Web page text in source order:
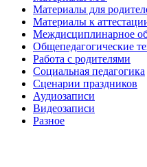
Материалы для
Материалы к
Междисциплинарное
Общепедагогические
Работа с родителями
Социальная педагогика
Сценарии праздников
Аудиозаписи
Видеозаписи
Разное